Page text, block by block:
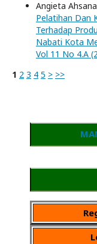
Angieta
Pelatihan Dan
Terhadap
Nabati Kota
Vol 11 No 4.A
1 2 3 4 5 > >>